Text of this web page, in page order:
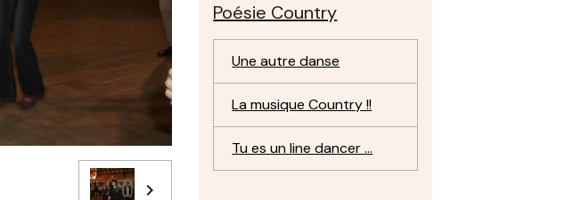
Poésie Country
Une autre danse
La musique Country !!
Tu es un line dancer ...